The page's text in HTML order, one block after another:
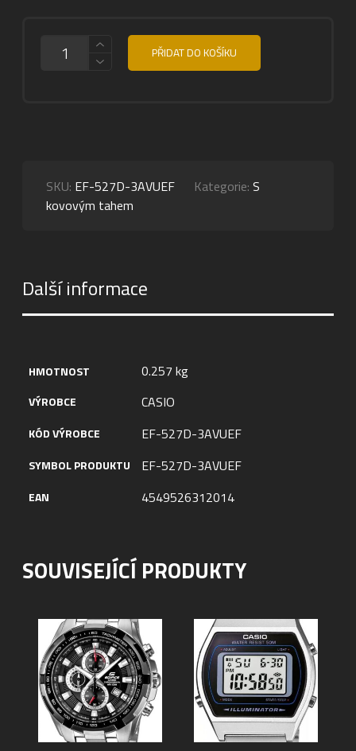
PŘIDAT DO KOŠÍKU
SKU: EF-527D-3AVUEF Kategorie:S
kovovým tahem
Další informace
HMOTNOST 0.257 kg
VÝROBCE CASIO
KÓD VÝROBCE EF-527D-3AVUEF
SYMBOL PRODUKTU EF-527D-3AVUEF
EAN 4549526312014
SOUVISEJÍCÍ PRODUKTY